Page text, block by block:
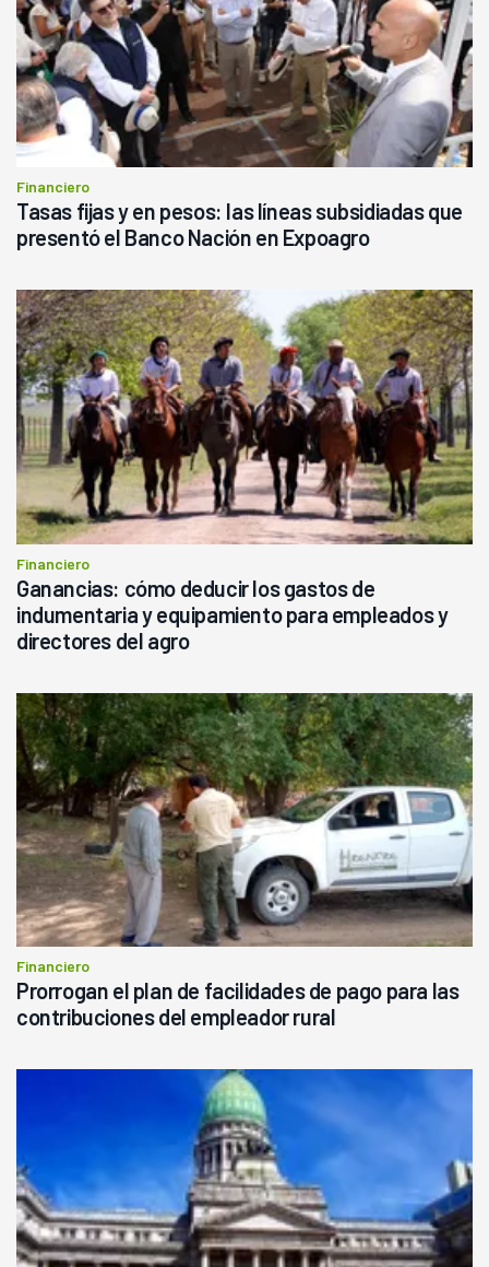
Financiero
Tasas fijas y en pesos: las líneas subsidiadas que
presentó el Banco Nación en Expoagro
Financiero
Ganancias: cómo deducir los gastos de
indumentaria y equipamiento para empleados y
directores del agro
Financiero
Prorrogan el plan de facilidades de pago para las
contribuciones del empleador rural